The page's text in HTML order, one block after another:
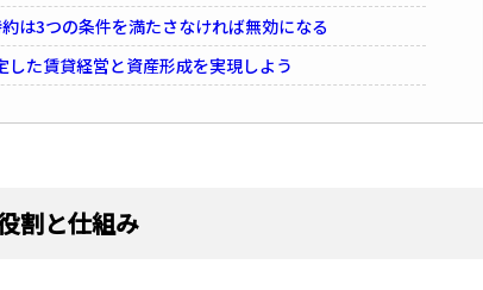
は3つの条件を満たさなければ無効になる
た賃貸経営と資産形成を実現しよう
割と仕組み